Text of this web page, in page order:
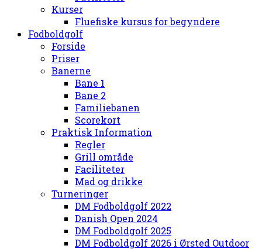
Kurser
Fluefiske kursus for begyndere
Fodboldgolf
Forside
Priser
Banerne
Bane 1
Bane 2
Familiebanen
Scorekort
Praktisk Information
Regler
Grill område
Faciliteter
Mad og drikke
Turneringer
DM Fodboldgolf 2022
Danish Open 2024
DM Fodboldgolf 2025
DM Fodboldgolf 2026 i Ørsted Outdoor